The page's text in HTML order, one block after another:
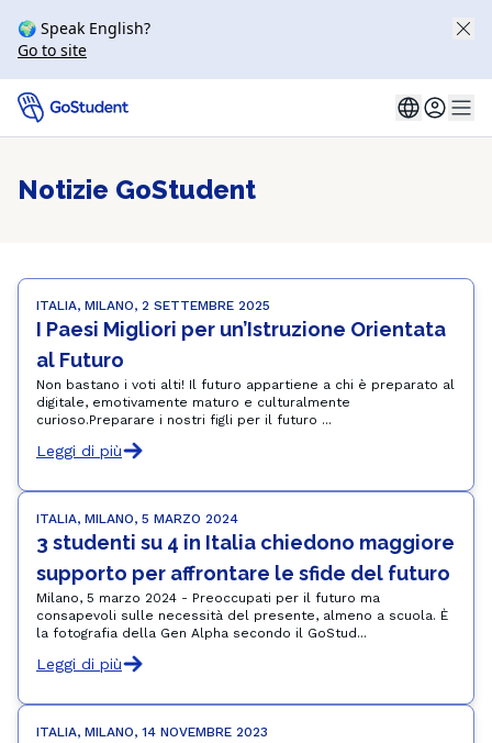
🌍 Speak English?
Go to site
Notizie GoStudent
ITALIA, MILANO, 2 SETTEMBRE 2025
I Paesi Migliori per un’Istruzione Orientata
al Futuro
Non bastano i voti alti! Il futuro appartiene a chi è preparato al
digitale, emotivamente maturo e culturalmente
curioso.Preparare i nostri figli per il futuro ...
Leggi di più
ITALIA, MILANO, 5 MARZO 2024
3 studenti su 4 in Italia chiedono maggiore
supporto per affrontare le sfide del futuro
Milano, 5 marzo 2024 - Preoccupati per il futuro ma
consapevoli sulle necessità del presente, almeno a scuola. È
la fotografia della Gen Alpha secondo il GoStud...
Leggi di più
ITALIA, MILANO, 14 NOVEMBRE 2023